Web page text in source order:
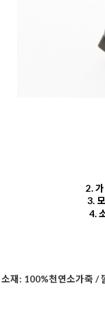
2.
3.
4.
소재: 100%천연소가죽 /